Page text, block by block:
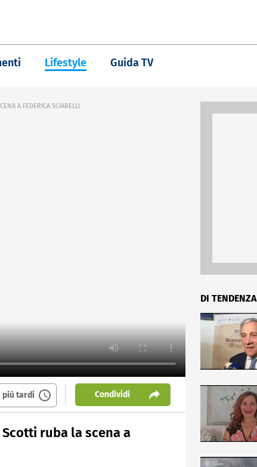
Lifestyle Guida TV
A FEDERICA SCIARELLI
più tardi Condividi
ruba la scena a
DI TENDENZA